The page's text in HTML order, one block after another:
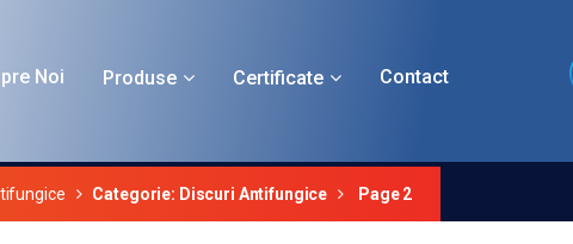
Noi Produse Certificate Contact
Categorie: Discuri Antifungice Page 2